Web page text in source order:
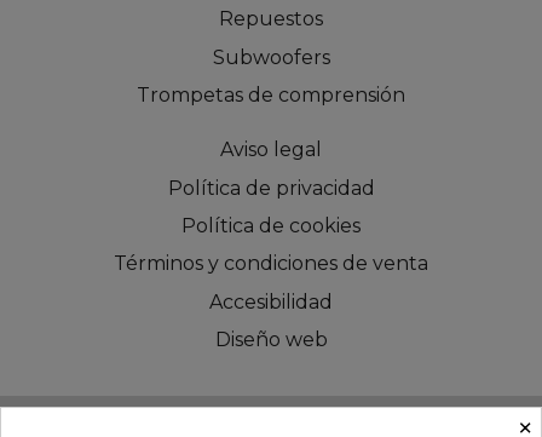
Repuestos
Subwoofers
Trompetas de comprensión
Aviso legal
Política de privacidad
Política de cookies
Términos y condiciones de venta
Accesibilidad
Diseño web
×